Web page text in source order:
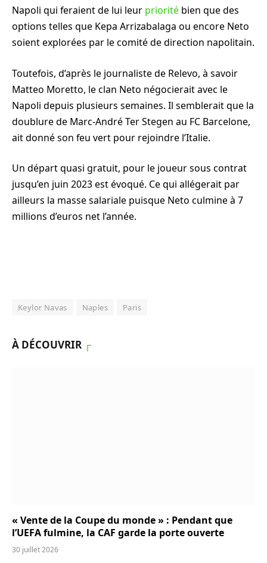
Napoli qui feraient de lui leur priorité bien que des
options telles que Kepa Arrizabalaga ou encore Neto
soient explorées par le comité de direction napolitain.
Toutefois, d’après le journaliste de Relevo, à savoir
Matteo Moretto, le clan Neto négocierait avec le
Napoli depuis plusieurs semaines. Il semblerait que la
doublure de Marc-André Ter Stegen au FC Barcelone,
ait donné son feu vert pour rejoindre l’Italie.
Un départ quasi gratuit, pour le joueur sous contrat
jusqu’en juin 2023 est évoqué. Ce qui allégerait par
ailleurs la masse salariale puisque Neto culmine à 7
millions d’euros net l’année.
Keylor Navas Naples Paris
À DÉCOUVRIR ┌
« Vente de la Coupe du monde » : Pendant que
l’UEFA fulmine, la CAF garde la porte ouverte
30 juillet 2026